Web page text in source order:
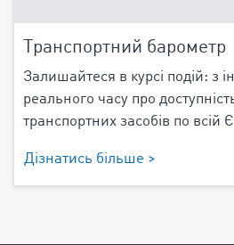
Транспортний барометр
Залишайтеся в курсі подій: з
реального часу про
транспортних засобів по всій
Дізнатись більше >